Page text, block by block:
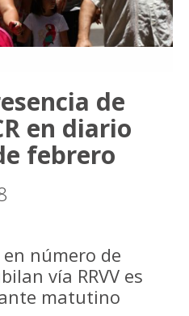
de
en diario
febrero
número de
vía RRVV es
matutino